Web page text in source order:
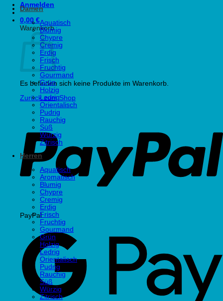
Anmelden
0,00 €
Warenkorb
Es befinden sich keine Produkte im Warenkorb.
Zurück zum Shop
PayPal
Damen
Aquatisch
Blumig
Chypre
Cremig
Erdig
Frisch
Fruchtig
Gourmand
Grün
Holzig
Ledrig
Orientalisch
Pudrig
Rauchig
Süß
Würzig
Zitrisch
Herren
Aquatisch
Aromatisch
Blumig
Chypre
Cremig
Erdig
Frisch
Fruchtig
Gourmand
Grün
Holzig
Ledrig
Orientalisch
Pudrig
Rauchig
Süß
Würzig
Zitrisch